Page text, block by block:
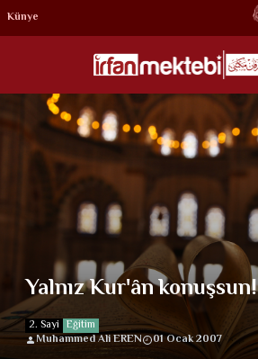
Künye
Yalnız Kur'ân konuşsun!
2. Sayi Eğitim
Muhammed Ali EREN
01 Ocak 2007